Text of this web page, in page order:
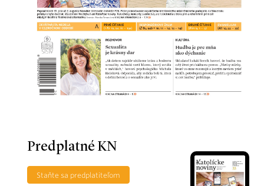
Predplatné KN
Staňte sa predplatiteľom